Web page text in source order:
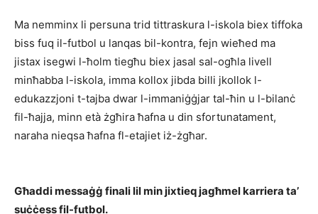
Ma nemminx li persuna trid tittraskura l-iskola biex tiffoka
biss fuq il-futbol u lanqas bil-kontra, fejn wieħed ma
jistax isegwi l-ħolm tiegħu biex jasal sal-ogħla livell
minħabba l-iskola, imma kollox jibda billi jkollok l-
edukazzjoni t-tajba dwar l-immaniġġjar tal-ħin u l-bilanċ
fil-ħajja, minn età żgħira ħafna u din sfortunatament,
naraha nieqsa ħafna fl-etajiet iż-żgħar.
Għaddi messaġġ finali lil min jixtieq jagħmel karriera ta’
suċċess fil-futbol.